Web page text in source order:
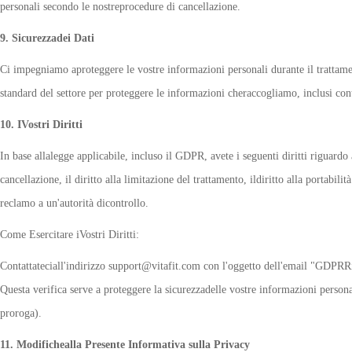
personali secondo le nostreprocedure di cancellazione.
9. Sicurezzadei Dati
Ci impegniamo aproteggere le vostre informazioni personali durante il
standard del settore per proteggere le informazioni cheraccogliamo, inclusi
10. IVostri Diritti
In base allalegge applicabile, incluso il GDPR, avete i seguenti diritti
cancellazione, il diritto alla limitazione del trattamento, ildiritto alla
reclamo a un'autorità dicontrollo.
Come Esercitare iVostri Diritti:
Contattateciall'indirizzo support@vitafit.com con l'oggetto dell'email
Questa verifica serve a proteggere la sicurezzadelle vostre informazioni
proroga).
11. Modifichealla Presente Informativa sulla Privacy